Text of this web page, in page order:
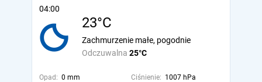
04:00
23°C
Odczuwalna 25°C
Zachmurzenie małe, pogodnie
Opad: 0 mm Ciśnienie: 1007 hPa